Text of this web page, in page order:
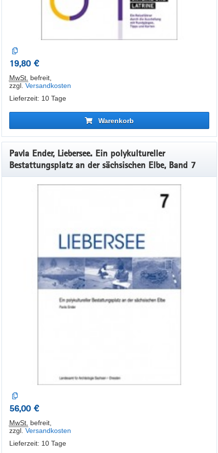
19,80 €
MwSt. befreit,
zzgl. Versandkosten
Lieferzeit: 10 Tage
Warenkorb
Pavla Ender, Liebersee. Ein polykultureller
Bestattungsplatz an der sächsischen Elbe, Band 7
56,00 €
MwSt. befreit,
zzgl. Versandkosten
Lieferzeit: 10 Tage